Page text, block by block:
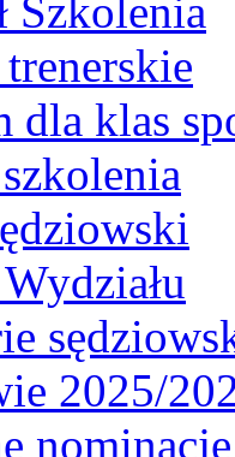
Szkolenia
dla klas
2025/